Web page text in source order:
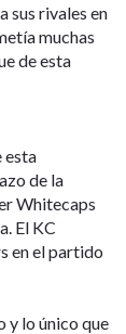
sus rivales en
muchas
de esta
esta
de la
Whitecaps
El KC
en el partido
y lo único que